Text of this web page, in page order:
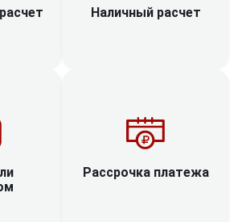
Наличный расчет
Рассрочка платежа